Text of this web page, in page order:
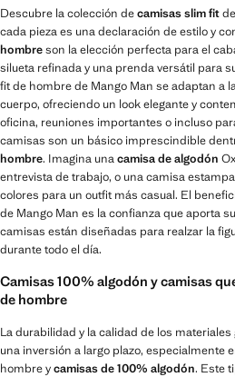
Descubre la colección decamisas slim fit
cada pieza es una declaración de estilo y
hombreson la elección perfecta para el
silueta refinada y una prenda versátil para
fit de hombre de Mango Man se adaptan a
cuerpo, ofreciendo un look elegante y
oficina, reuniones importantes o incluso
camisas son un básico imprescindible
hombre. Imagina unacamisa de algodón
entrevista de trabajo, o una camisa
colores para un outfit más casual. El
de Mango Man es la confianza que aporta
camisas están diseñadas para realzar la
durante todo el día.
Camisas 100% algodón y camisas
de hombre
La durabilidad y la calidad de los
una inversión a largo plazo, especialmente
hombre ycamisas de 100% algodón. Este